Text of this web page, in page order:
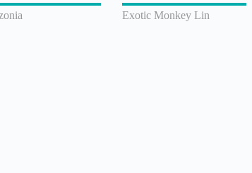
Exotic Monkey Lin